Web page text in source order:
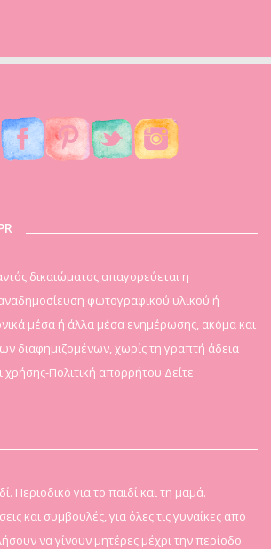
δικαιώματος απαγορεύεται η
φωτογραφικού υλικού ή
μέσα ή άλλα μέσα ενημέρωσης, ακόμα και
διαφημιζομένων, χωρίς τη γραπτή άδεια
χρήσης-Πολιτική απορρήτου Δείτε
Περιοδικό για το παιδί και τη μαμά.
και συμβουλές, για όλες τις γυναίκες από
να γίνουν μητέρες μέχρι την περίοδο